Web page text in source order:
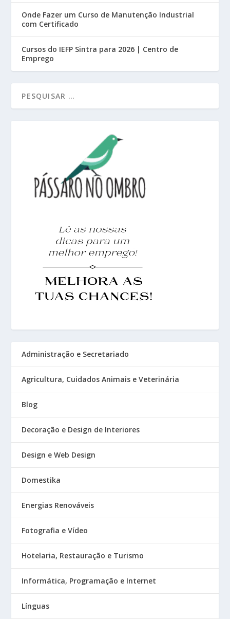
Onde Fazer um Curso de Manutenção Industrial
com Certificado
Cursos do IEFP Sintra para 2026 | Centro de
Emprego
Administração e Secretariado
Agricultura, Cuidados Animais e Veterinária
Blog
Decoração e Design de Interiores
Design e Web Design
Domestika
Energias Renováveis
Fotografia e Vídeo
Hotelaria, Restauração e Turismo
Informática, Programação e Internet
Línguas